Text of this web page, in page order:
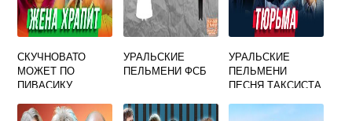
СКУЧНОВАТО
МОЖЕТ ПО
ПИВАСИКУ
ПЕЛЬМЕНИ
УРАЛЬСКИЕ
ПЕЛЬМЕНИ ФСБ
УРАЛЬСКИЕ
ПЕЛЬМЕНИ
ПЕСНЯ ТАКСИСТА